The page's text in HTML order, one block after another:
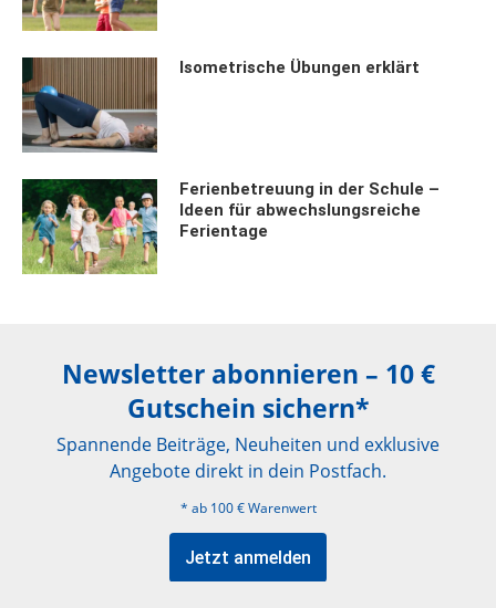
Isometrische Übungen erklärt
Ferienbetreuung in der Schule –
Ideen für abwechslungsreiche
Ferientage
Newsletter abonnieren – 10 €
Gutschein sichern*
Spannende Beiträge, Neuheiten und exklusive
Angebote direkt in dein Postfach.
* ab 100 € Warenwert
Jetzt anmelden